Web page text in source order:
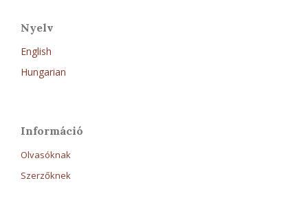
Nyelv
English
Hungarian
Információ
Olvasóknak
Szerzőknek